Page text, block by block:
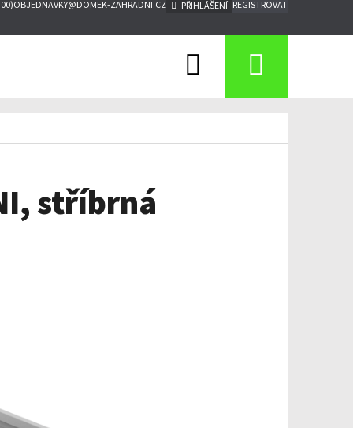
OBJEDNAVKY@DOMEK-ZAHRADNI.CZ PŘIHLÁŠENÍ REGISTROVAT
Hledat
stříbrná